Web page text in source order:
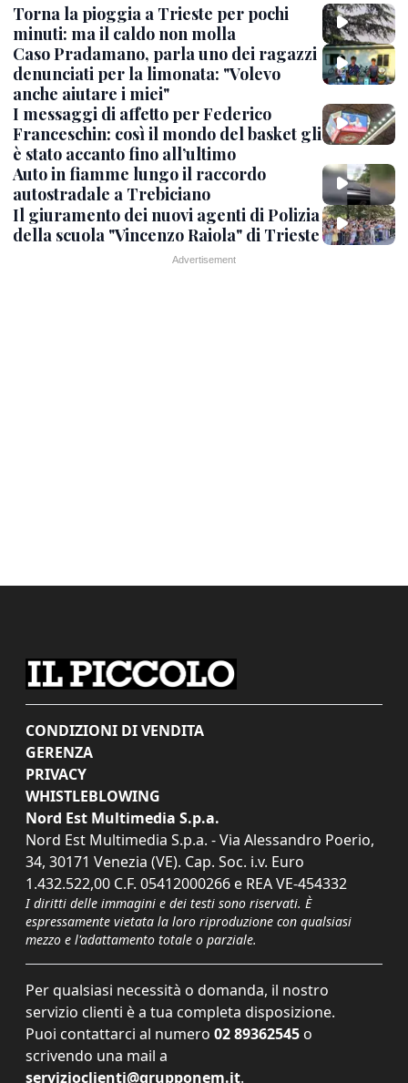
Torna la pioggia a Trieste per pochi
minuti: ma il caldo non molla
Caso Pradamano, parla uno dei ragazzi
denunciati per la limonata: "Volevo
anche aiutare i miei"
I messaggi di affetto per Federico
Franceschin: così il mondo del basket gli
è stato accanto fino all’ultimo
Auto in fiamme lungo il raccordo
autostradale a Trebiciano
Il giuramento dei nuovi agenti di Polizia
della scuola "Vincenzo Raiola" di Trieste
CONDIZIONI DI VENDITA
GERENZA
PRIVACY
WHISTLEBLOWING
Nord Est Multimedia S.p.a.
Nord Est Multimedia S.p.a. - Via Alessandro Poerio,
34, 30171 Venezia (VE). Cap. Soc. i.v. Euro
1.432.522,00 C.F. 05412000266 e REA VE-454332
I diritti delle immagini e dei testi sono riservati. È
espressamente vietata la loro riproduzione con qualsiasi
mezzo e l'adattamento totale o parziale.
Per qualsiasi necessità o domanda, il nostro
servizio clienti è a tua completa disposizione.
Puoi contattarci al numero 02 89362545 o
scrivendo una mail a
servizioclienti@grupponem.it.